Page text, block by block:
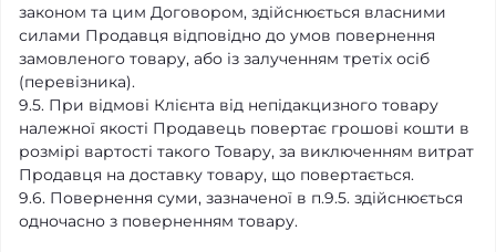
законом та цим Договором, здійснюється власними
силами Продавця відповідно до умов повернення
замовленого товару, або із залученням третіх осіб
(перевізника).
9.5. При відмові Клієнта від непідакцизного товару
належної якості Продавець повертає грошові кошти в
розмірі вартості такого Товару, за виключенням витрат
Продавця на доставку товару, що повертається.
9.6. Повернення суми, зазначеної в п.9.5. здійснюється
одночасно з поверненням товару.